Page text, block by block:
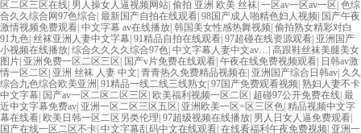
区二区三区在线| 男人操女人逼视频网站| 偷拍 亚洲 欧美 丝袜| 一区av一区av一区| 色综
合久久综合网97色综合| 最新国产自拍在线观看| 98国产成人啪精色妇人视频| 国产午夜
激情视频免费观看| 中文字幕 av在线播放| 韩国美女性感热舞视频| 偷拍熟女精彩对白
91九色| 丝袜亚洲人妻中文字幕| 91精品自拍在线观看| 97超碰在线资源观看| 亚洲国产
小视频在线播放| 综合久久久久综合97色| 中文字幕人妻中文av…| 高跟鞋丝袜美腿美女
图片| 亚洲免费一区二区三区| 国产v片免费在线观看| 午夜在线免费视频观看| 日韩av激
情一区二区| 亚洲 丝袜 人妻 中文| 青青热久免费精品视频在| 亚洲国产综合日韩av| 久久
综合九色综合欧美亚洲 | 91精品一线二线三线熟女| 97国产免费观看视频| 熟妇人妻不卡
中文字幕| 国产av一区二区二区三区| 欧美福利视频一区二区| 超碰97公开免费在线| 最
近中文字幕免费av| 亚洲一区二区三区五区| 亚洲欧美一区=区三区色| 精品视频中文字
幕在线看| 欧美日韩一区二区另类伦理| 97超级视频在线播放| 男人日女人逼免费观看|
国产在线一区二区不卡| 中文字幕乱码中文在线观看| 在线看福利午夜免费视频| 亚洲一